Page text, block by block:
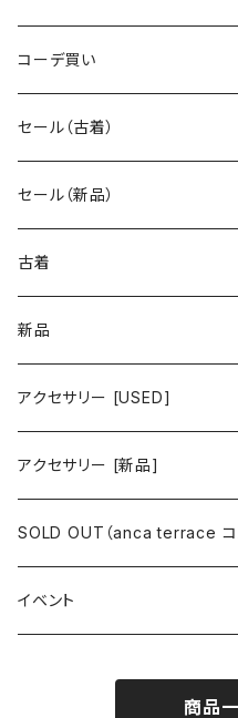
コーデ買い
セール（古着）
古着 秋冬コレクション
古着 春夏コレクション
セール（新品）
古着
ワンピース/ドレス
ワンピース
ミニワンピース
オールインワン（オーバーオール/サ
トップス
シャツ・ブラウス
ニット
ボトムス
スカート
パンツ
アウター
ジャケット
インナー
新品
ワンピース/ドレス
ワンピース
ミニワンピース
トップス
シャツ・ブラウス
オーバーサイズシャツ
ボトムス
スカート
アウター
アクセサリー [USED]
ピアス
イヤリング
イヤーカフ
アクセサリー [新品]
ピアス
イヤリング
SOLD OUT（anca terrace コ
コーデ買い
イベント
商品